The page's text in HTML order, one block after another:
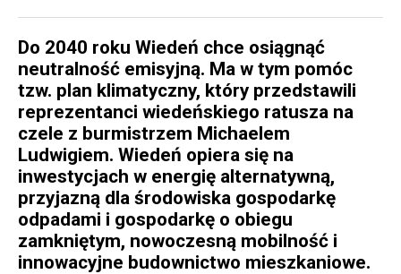
Do 2040 roku Wiedeń chce osiągnąć
neutralność emisyjną. Ma w tym pomóc
tzw. plan klimatyczny, który przedstawili
reprezentanci wiedeńskiego ratusza na
czele z burmistrzem Michaelem
Ludwigiem. Wiedeń opiera się na
inwestycjach w energię alternatywną,
przyjazną dla środowiska gospodarkę
odpadami i gospodarkę o obiegu
zamkniętym, nowoczesną mobilność i
innowacyjne budownictwo mieszkaniowe.